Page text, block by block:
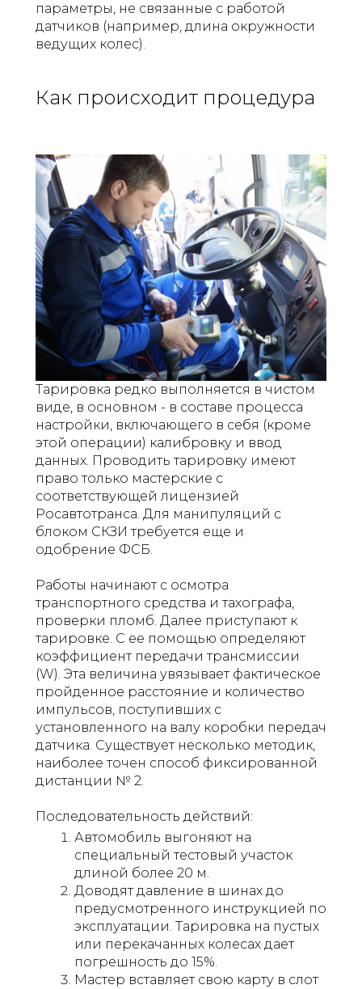
параметры, не связанные с работой
датчиков (например, длина окружности
ведущих колес).
Как происходит процедура
Тарировка редко выполняется в чистом
виде, в основном - в составе процесса
настройки, включающего в себя (кроме
этой операции) калибровку и ввод
данных. Проводить тарировку имеют
право только мастерские с
соответствующей лицензией
Росавтотранса. Для манипуляций с
блоком СКЗИ требуется еще и
одобрение ФСБ.
Работы начинают с осмотра
транспортного средства и тахографа,
проверки пломб. Далее приступают к
тарировке. С ее помощью определяют
коэффициент передачи трансмиссии
(W). Эта величина увязывает фактическое
пройденное расстояние и количество
импульсов, поступивших с
установленного на валу коробки передач
датчика. Существует несколько методик,
наиболее точен способ фиксированной
дистанции № 2.
Последовательность действий:
Автомобиль выгоняют на
специальный тестовый участок
длиной более 20 м.
Доводят давление в шинах до
предусмотренного инструкцией по
эксплуатации. Тарировка на пустых
или перекачанных колесах дает
погрешность до 15%.
Мастер вставляет свою карту в слот